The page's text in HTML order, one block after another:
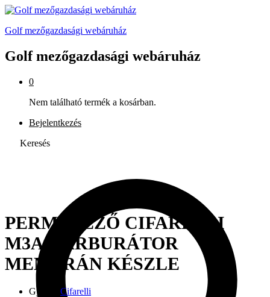
Golf mezőgazdasági webáruház
Golf mezőgazdasági webáruház
0
Nem található termék a kosárban.
Bejelentkezés
Keresés
PERMETEZŐ CIFARELLI
M3A KARBURÁTOR
MEMBRÁN KÉSZLE
Gyártó: Cifarelli